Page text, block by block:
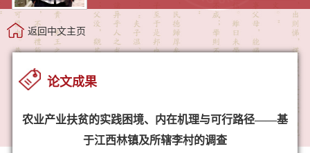
返回中文主页
论文成果
农业产业扶贫的实践困境、内在机理与可行路径——基
于江西林镇及所辖李村的调查